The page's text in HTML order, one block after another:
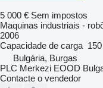
5 000 € Sem impostos
Maquinas industriais -
2006
Capacidade de carga
Bulgária, Burgas
PLC Merkezi EOOD
Contacte o vendedor